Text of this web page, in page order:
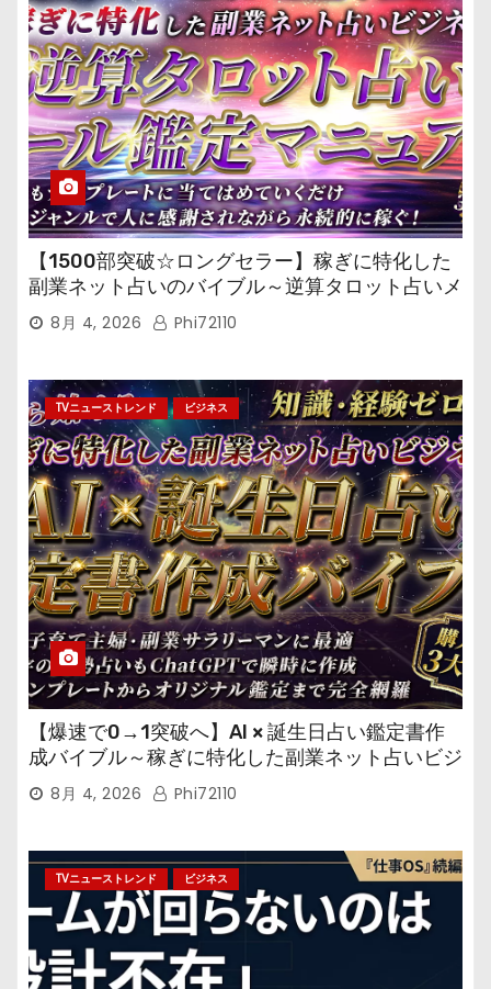
【1500部突破☆ロングセラー】稼ぎに特化した
副業ネット占いのバイブル～逆算タロット占いメ
ール鑑定マニュアル～
8月 4, 2026 Phi72110
TVニューストレンド ビジネス
【爆速で0→1突破へ】AI × 誕生日占い鑑定書作
成バイブル～稼ぎに特化した副業ネット占いビジ
ネス8月 4, 2026 Phi72110
TVニューストレンド ビジネス